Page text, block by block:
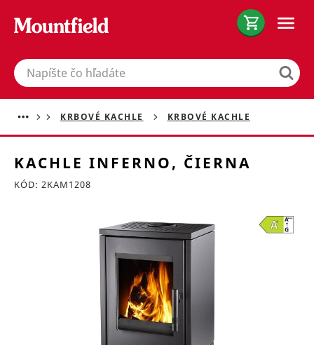
Hľadať
KRBOVÉ KACHLE KRBOVÉ KACHLE
KACHLE INFERNO, ČIERNA
KÓD: 2KAM1208